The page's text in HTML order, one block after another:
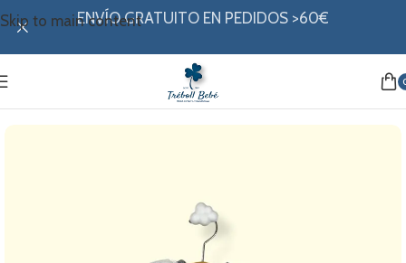
Skip to main contentENVÍO GRATUITO EN PEDIDOS >60€
Colección invierno